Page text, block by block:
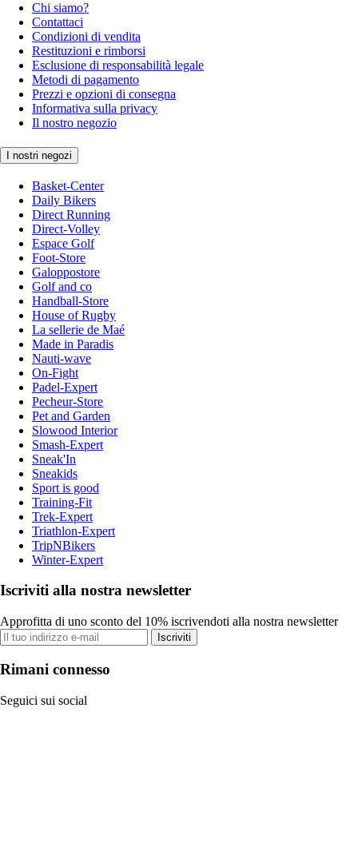
Chi siamo?
Contattaci
Condizioni di vendita
Restituzioni e rimborsi
Esclusione di responsabilità legale
Metodi di pagamento
Prezzi e opzioni di consegna
Informativa sulla privacy
Il nostro negozio
I nostri negozi
Basket-Center
Daily Bikers
Direct Running
Direct-Volley
Espace Golf
Foot-Store
Galoppostore
Golf and co
Handball-Store
House of Rugby
La sellerie de Maé
Made in Paradis
Nauti-wave
On-Fight
Padel-Expert
Pecheur-Store
Pet and Garden
Slowood Interior
Smash-Expert
Sneak'In
Sneakids
Sport is good
Training-Fit
Trek-Expert
Triathlon-Expert
TripNBikers
Winter-Expert
Iscriviti alla nostra newsletter
Approfitta di uno sconto del 10% iscrivendoti alla nostra newsletter
Iscriviti
Rimani connesso
Seguici sui social